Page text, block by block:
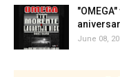
June 08,